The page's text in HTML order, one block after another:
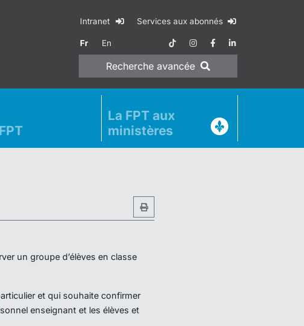
Intranet Services aux abonnés
Fr En
Recherche avancée
La FPT aux
ministères
un groupe d’élèves en classe
et qui souhaite confirmer
enseignant et les élèves et